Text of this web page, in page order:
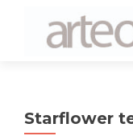
Starflower